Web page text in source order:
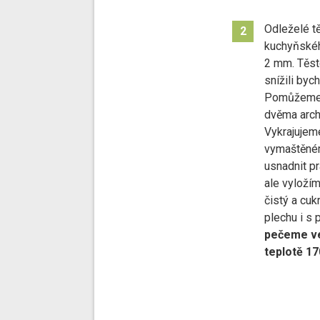
2
Odleželé
2 mm.
snížili
dvěma
usnadnit
ale
čistý a
plechu i s
pečeme
teplotě